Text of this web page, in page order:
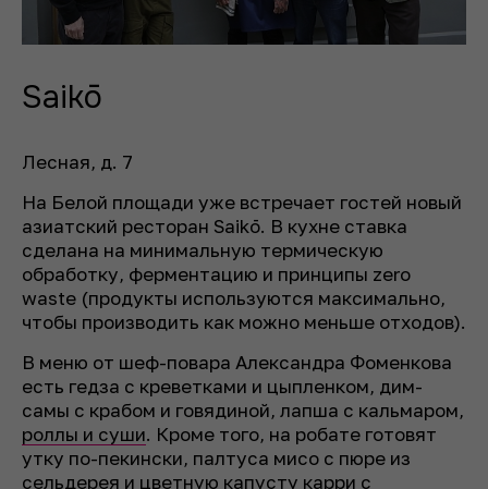
Saikō
Лесная, д. 7
На Белой площади уже встречает гостей новый
азиатский ресторан Saikō. В кухне ставка
сделана на минимальную термическую
обработку, ферментацию и принципы zero
waste (продукты используются максимально,
чтобы производить как можно меньше отходов).
В меню от шеф-повара Александра Фоменкова
есть гедза с креветками и цыпленком, дим-
самы с крабом и говядиной, лапша с кальмаром,
роллы и суши. Кроме того, на робате готовят
утку по-пекински, палтуса мисо с пюре из
сельдерея и цветную капусту карри с